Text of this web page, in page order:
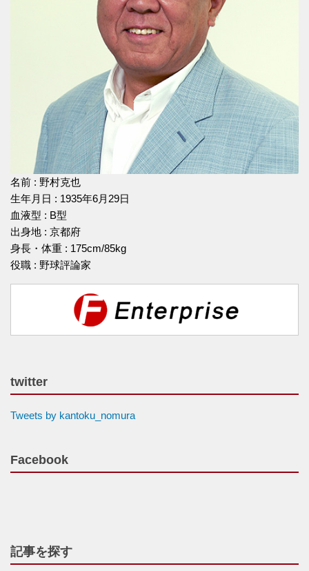
名前 : 野村克也
生年月日 : 1935年6月29日
血液型 : B型
出身地 : 京都府
身長・体重 : 175cm/85kg
役職 : 野球評論家
twitter
Tweets by kantoku_nomura
Facebook
記事を探す